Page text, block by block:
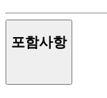
포함사항